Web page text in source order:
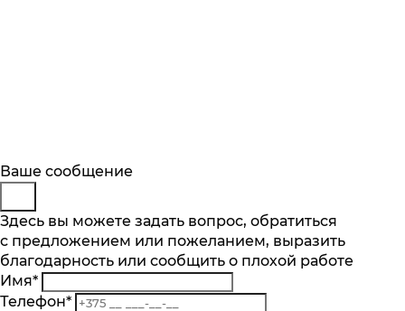
Описание
Отзывы
Основные характеристики
Максимальная вместимость, компл
9
Кол-во программ, шт
Будьте в курсе
Подпишитесь на последние обновления
и узнавайте о новинках и специальных
предложениях первыми
Подписаться
Заказ обратного звонка
Представьтесь
Телефон*
Комментарий
Ваше сообщение
Здесь вы можете задать вопрос, обратиться
с предложением или пожеланием, выразить
благодарность или сообщить о плохой работе
Имя*
Телефон*